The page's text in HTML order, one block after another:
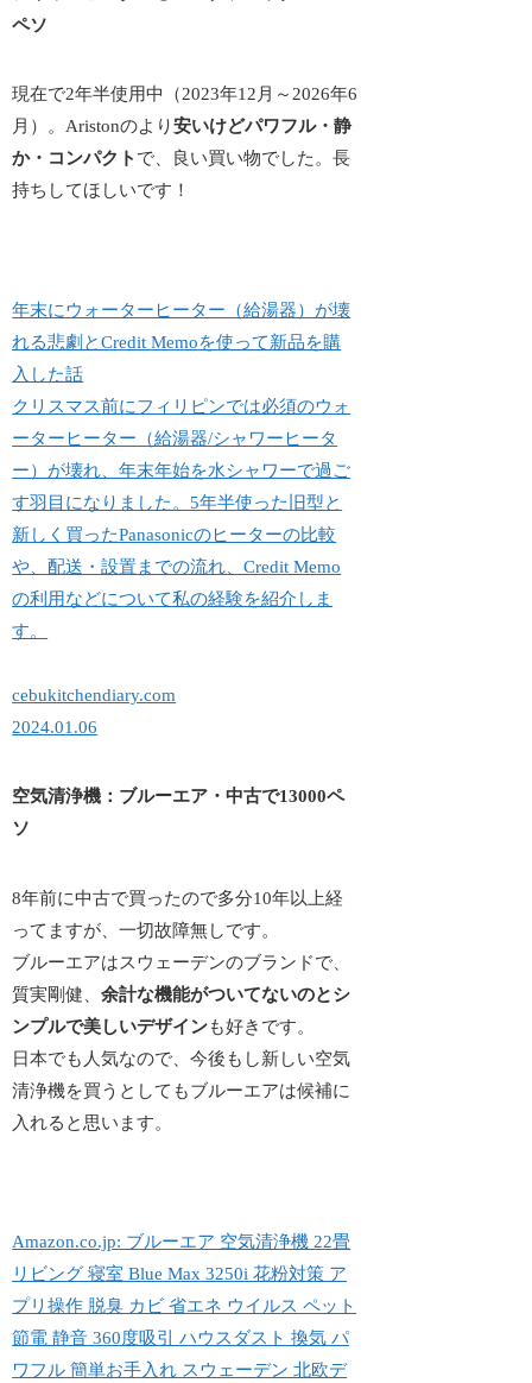
ペソ
現在で2年半使用中（2023年12月～2026年6
月）。Aristonのより安いけどパワフル・静
か・コンパクト で、 良い買い物でした。長
持ちしてほしいです！
年末にウォーターヒーター（給湯器）が壊
れる悲劇とCredit Memoを使って新品を購
入した話
クリスマス前にフィリピンでは必須のウォ
ーターヒーター（給湯器/シャワーヒータ
ー）が壊れ、年末年始を水シャワーで過ご
す羽目になりました。5年半使った旧型と
新しく買ったPanasonicのヒーターの比較
や、配送・設置までの流れ、Credit Memo
の利用などについて私の経験を紹介しま
す。
cebukitchendiary.com
2024.01.06
空気清浄機：ブルーエア・中古で13000ペ
ソ
8年前に中古で買ったので多分10年以上経
ってますが、一切故障無しです。
ブルーエアはスウェーデンのブランドで、
質実剛健、余計な機能がついてないのとシ
ンプルで美しいデザインも好きです。
日本でも人気なので、今後もし新しい空気
清浄機を買うとしてもブルーエアは候補に
入れると思います。
Amazon.co.jp: ブルーエア 空気清浄機 22畳
リビング 寝室 Blue Max 3250i 花粉対策 ア
プリ操作 脱臭 カビ 省エネ ウイルス ペット
節電 静音 360度吸引 ハウスダスト 換気 パ
ワフル 簡単お手入れ スウェーデン 北欧デ